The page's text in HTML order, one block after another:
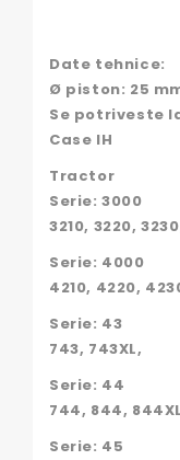
Date tehnice:
Ø piston: 25
Se potriveste
Case IH
Tractor
Serie: 3000
3210, 3220,
Serie: 4000
4210, 4220,
Serie: 43
743, 743XL,
Serie: 44
744, 844,
Serie: 45